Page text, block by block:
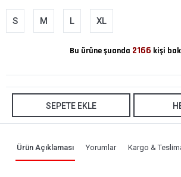
S M L XL
Bu ürüne şuanda 2166 kişi
SEPETE EKLE
Ürün Açıklaması Yorumlar Kargo &